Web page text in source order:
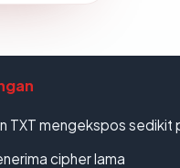
TXT mengekspos sedikit
cipher lama